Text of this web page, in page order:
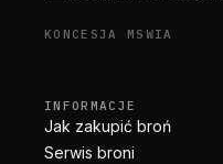
KONCESJA MSWIA
INFORMACJE
Jak zakupić broń
Serwis broni